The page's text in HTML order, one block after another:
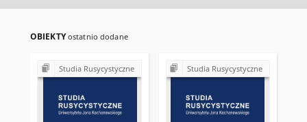
OBIEKTYostatnio dodane
Studia Rusycystyczne Studia Rusycystyczne